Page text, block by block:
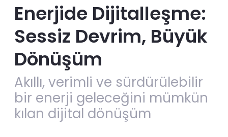
Enerjide Dijitalleşme:
Sessiz Devrim, Büyük
Dönüşüm
Akıllı, verimli ve sürdürülebilir
bir enerji geleceğini mümkün
kılan dijital dönüşüm